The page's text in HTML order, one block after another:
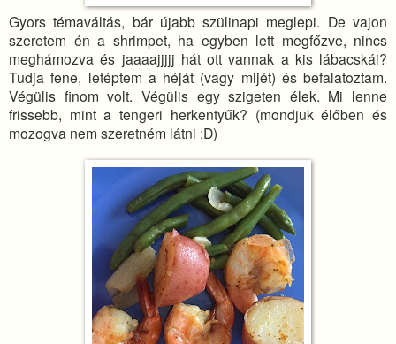
Gyors témaváltás, bár újabb szülinapi meglepi. De vajon
szeretem én a shrimpet, ha egyben lett megfőzve, nincs
meghámozva és jaaaajjjjj hát ott vannak a kis lábacskái?
Tudja fene, letéptem a héját (vagy mijét) és befalatoztam.
Végülis finom volt. Végülis egy szigeten élek. Mi lenne
frissebb, mint a tengeri herkentyűk? (mondjuk élőben és
mozogva nem szeretném látni :D)